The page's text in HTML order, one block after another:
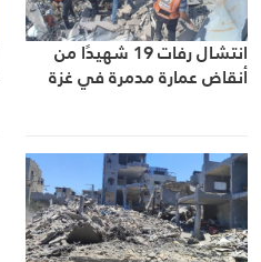
انتشال رفات 19 شهيدًا من
أنقاض عمارة مدمرة في غزة